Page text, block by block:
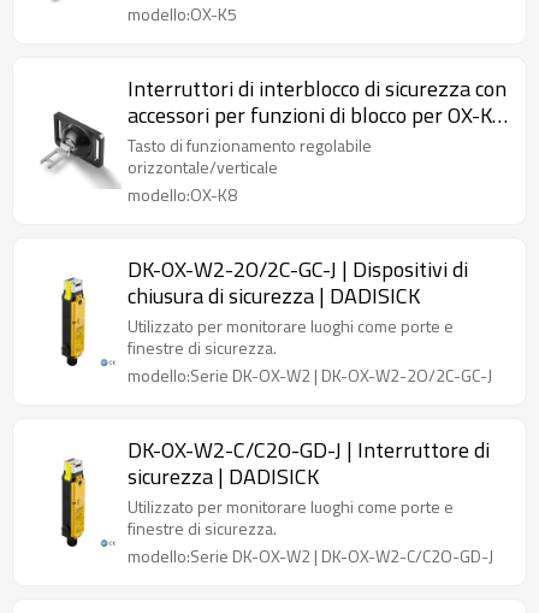
modello:OX-K5
Interruttori di interblocco di sicurezza con
accessori per funzioni di blocco per OX-K8
Chiave operativa regolabile
orizzontale/verticale
Tasto di funzionamento regolabile
orizzontale/verticale
modello:OX-K8
DK-OX-W2-2O/2C-GC-J | Dispositivi di
chiusura di sicurezza | DADISICK
Utilizzato per monitorare luoghi come porte e
finestre di sicurezza.
modello:Serie DK-OX-W2 | DK-OX-W2-2O/2C-GC-J
DK-OX-W2-C/C2O-GD-J | Interruttore di
sicurezza | DADISICK
Utilizzato per monitorare luoghi come porte e
finestre di sicurezza.
modello:Serie DK-OX-W2 | DK-OX-W2-C/C2O-GD-J